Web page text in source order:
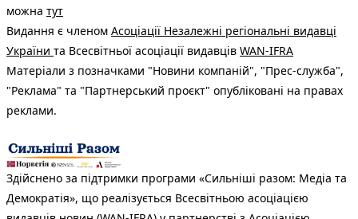
можна тут
Видання є членом Асоціації Незалежні регіональні видавці
України та Всесвітньої асоціації видавців WAN-IFRA
Матеріали з позначками "Новини компаній", "Прес-служба",
"Реклама" та "Партнерський проєкт" опубліковані на правах
реклами.
Здійснено за підтримки програми «Сильніші разом: Медіа та
Демократія», що реалізується Всесвітньою асоціацією